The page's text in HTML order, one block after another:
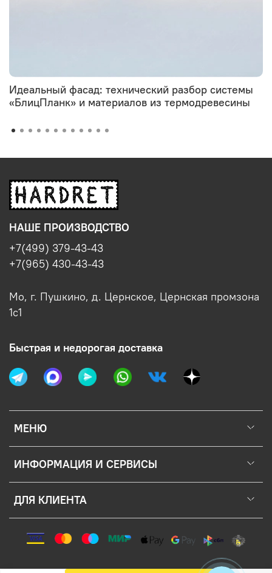
Идеальный фасад: технический разбор системы
«БлицПланк» и материалов из термодревесины
МЕНЮ
ИНФОРМАЦИЯ И СЕРВИСЫ
ДЛЯ КЛИЕНТА
НАШЕ ПРОИЗВОДСТВО
+7(499) 379-43-43
+7(965) 430-43-43
Мо, г. Пушкино, д. Цернское, Цернская промзона
1с1
Быстрая и недорогая доставка